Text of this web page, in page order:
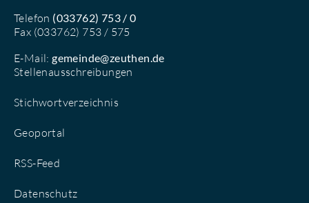
Telefon (033762) 753 / 0
Fax (033762) 753 / 575
E-Mail:gemeinde@zeuthen.de
Stellenausschreibungen
Stichwortverzeichnis
Geoportal
RSS-Feed
Datenschutz